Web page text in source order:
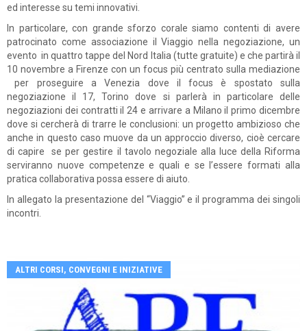
ed interesse su temi innovativi.
In particolare, con grande sforzo corale siamo contenti di avere
patrocinato come associazione il Viaggio nella negoziazione, un
evento in quattro tappe del Nord Italia (tutte gratuite) e che partirà il
10 novembre a Firenze con un focus più centrato sulla mediazione
per proseguire a Venezia dove il focus è spostato sulla
negoziazione il 17, Torino dove si parlerà in particolare delle
negoziazioni dei contratti il 24 e arrivare a Milano il primo dicembre
dove si cercherà di trarre le conclusioni: un progetto ambizioso che
anche in questo caso muove da un approccio diverso, cioè cercare
di capire se per gestire il tavolo negoziale alla luce della Riforma
serviranno nuove competenze e quali e se l’essere formati alla
pratica collaborativa possa essere di aiuto.
In allegato la presentazione del “Viaggio” e il programma dei singoli
incontri.
ALTRI CORSI, CONVEGNI E INIZIATIVE